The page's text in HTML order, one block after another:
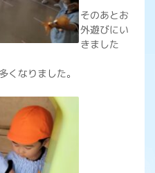
そのあとお
外遊びにい
きました
くなりました。